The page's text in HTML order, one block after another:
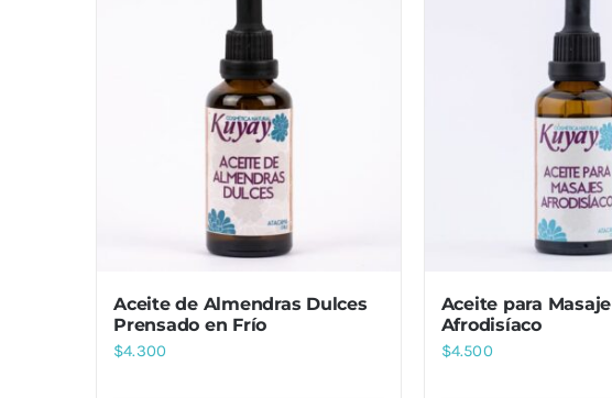
Aceite de Almendras Dulces
Prensado en Frío
$4.300
Aceite para Masaje
Afrodisíaco
$4.500